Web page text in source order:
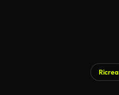
Ricrea